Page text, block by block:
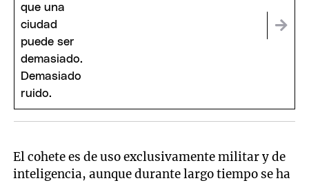
El cohete es de uso exclusivamente militar y de
inteligencia, aunque durante largo tiempo se ha